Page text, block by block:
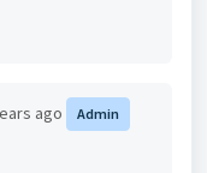
ago Admin